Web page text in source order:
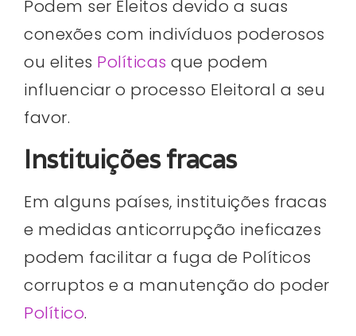
Podem ser Eleitos devido a suas
conexões com indivíduos poderosos
ou elites Políticas que podem
influenciar o processo Eleitoral a seu
favor.
Instituições fracas
Em alguns países, instituições fracas
e medidas anticorrupção ineficazes
podem facilitar a fuga de Políticos
corruptos e a manutenção do poder
Político.